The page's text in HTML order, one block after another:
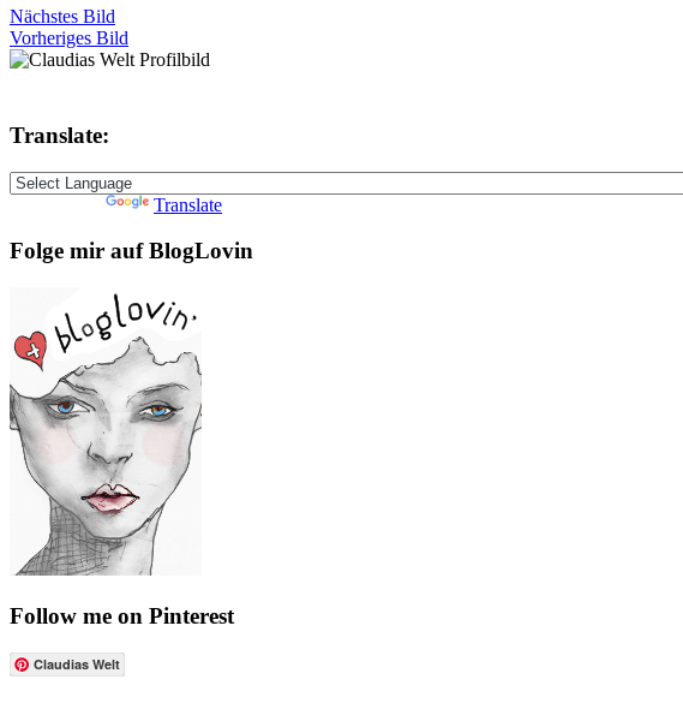
Nächstes Bild
Vorheriges Bild
Translate:
Translate
Folge mir auf BlogLovin
Follow me on Pinterest
Claudias Welt